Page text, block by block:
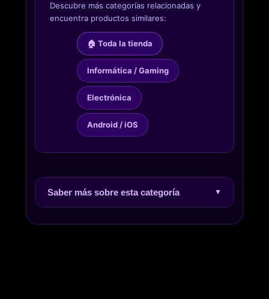
Descubre más categorías relacionadas y
encuentra productos similares:
🏠 Toda la tienda
Informática / Gaming
Electrónica
Android / iOS
Saber más sobre esta categoría ▼